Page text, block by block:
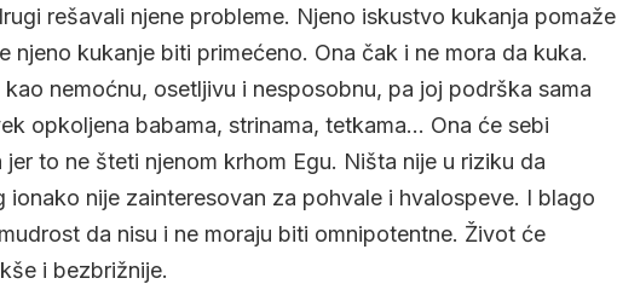
rešavali njene probleme. Njeno iskustvo kukanja pomaže
njeno kukanje biti primećeno. Ona čak i ne mora da kuka.
nemoćnu, osetljivu i nesposobnu, pa joj podrška sama
opkoljena babama, strinama, tetkama… Ona će sebi
to ne šteti njenom krhom Egu. Ništa nije u riziku da
ionako nije zainteresovan za pohvale i hvalospeve. I blago
da nisu i ne moraju biti omnipotentne. Život će
i bezbrižnije.